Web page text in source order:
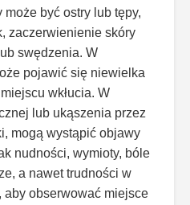
być ostry lub tępy,
zaczerwienienie skóry
swędzenia. W
pojawić się niewielka
wkłucia. W
lub ukąszenia przez
mogą wystąpić objawy
nudności, wymioty, bóle
a nawet trudności w
aby obserwować miejsce